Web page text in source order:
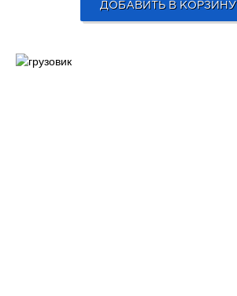
ДОБАВИТЬ В КОРЗИНУ